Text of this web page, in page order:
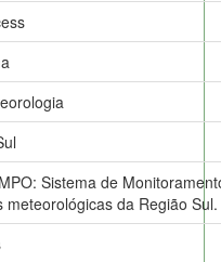
Sistema de
meteorológicas da Região Sul.